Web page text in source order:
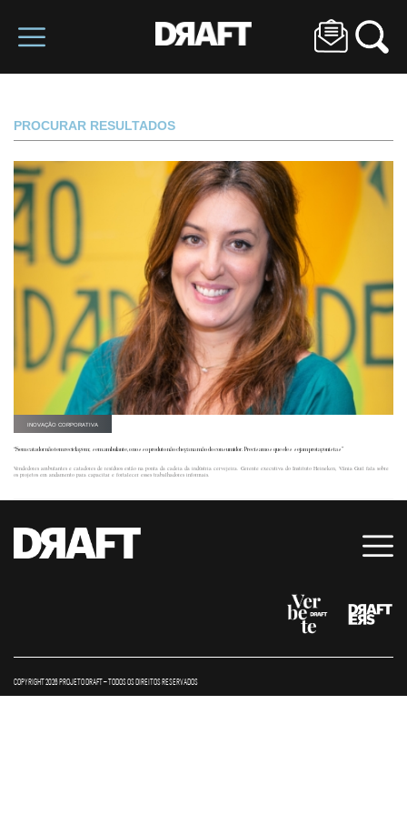
PROCURAR RESULTADOS
INOVAÇÃO CORPORATIVA
“Sem catador não tem reciclagem; sem ambulante, o nosso produto não chega na mão do consumidor. Precisamos que eles sejam protagonistas”
Vendedores ambulantes e catadores de resíduos estão na ponta da cadeia da indústria cervejeira. Gerente executiva do Instituto Heineken, Vânia Guil fala sobre
os projetos em andamento para capacitar e fortalecer esses trabalhadores informais.
COPYRIGHT 2026 PROJETO DRAFT – TODOS OS DIREITOS RESERVADOS